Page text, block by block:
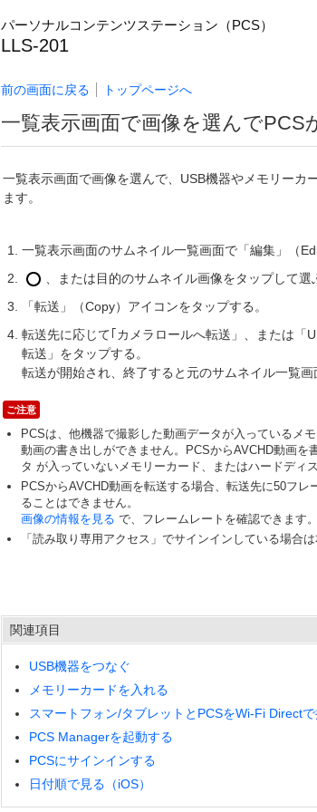
パーソナルコンテンツステーション（PCS）
LLS-201
前の画面に戻る トップページへ
一覧表示画面で画像を選んでPCS
一覧表示画面で画像を選んで、USB機器やメモリーカ
ます。
一覧表示画面のサムネイル一覧画面で「編集 」（
、または目的のサムネイル画像をタップして選
「転送 」（Copy）アイコンをタップする。
転送先に応じて｢ カメラロールへ転送 」、または「
転送 」をタップする。
転送が開始され、終了すると元のサムネイル一覧画
ご注意
PCSは、他機器で撮影した動画データが入っているメ
動画の書き出しができません。PCSからAVCHD動画を
タ が入っていないメモリーカード、またはハードディ
PCSからAVCHD動画を転送する場合、転送先に50フ
ることはできません。
画像の情報を見る で、フレームレートを確認できます。
「 読み取り専用アクセス 」でサインインしている場合
関連項目
USB機器をつなぐ
メモリーカードを入れる
スマートフォン/タブレットとPCSをWi-Fi Direct
PCS Managerを起動する
PCSにサインインする
日付順で見る（iOS）